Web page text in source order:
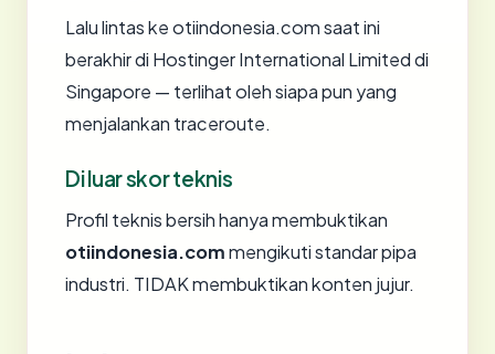
Lalu lintas ke otiindonesia.com saat ini
berakhir di Hostinger International Limited di
Singapore — terlihat oleh siapa pun yang
menjalankan traceroute.
Di luar skor teknis
Profil teknis bersih hanya membuktikan
otiindonesia.commengikuti standar pipa
industri. TIDAK membuktikan konten jujur.